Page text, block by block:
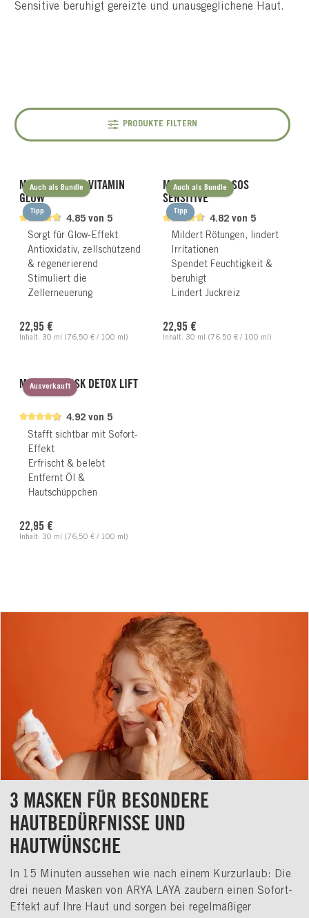
Sensitive beruhigt gereizte und unausgeglichene Haut.
PRODUKTE FILTERN
Tipp
Auch als Bundle
4.85 von 5
MIRACLE MASK VITAMIN
GLOW
Sorgt für Glow-Effekt
Antioxidativ, zellschützend
& regenerierend
Stimuliert die
Zellerneuerung
Inhalt: 30 ml (76,50 € / 100 ml)
22,95 €
Tipp
Auch als Bundle
4.82 von 5
MIRACLE MASK SOS
SENSITIVE
Mildert Rötungen, lindert
Irritationen
Spendet Feuchtigkeit &
beruhigt
Lindert Juckreiz
Inhalt: 30 ml (76,50 € / 100 ml)
22,95 €
Ausverkauft
4.92 von 5
MIRACLE MASK DETOX LIFT
Stafft sichtbar mit Sofort-
Effekt
Erfrischt & belebt
Entfernt Öl &
Hautschüppchen
Inhalt: 30 ml (76,50 € / 100 ml)
22,95 €
3 MASKEN FÜR BESONDERE
HAUTBEDÜRFNISSE UND
HAUTWÜNSCHE
In 15 Minuten aussehen wie nach einem Kurzurlaub: Die
drei neuen Masken von ARYA LAYA zaubern einen Sofort-
Effekt auf Ihre Haut und sorgen bei regelmäßiger